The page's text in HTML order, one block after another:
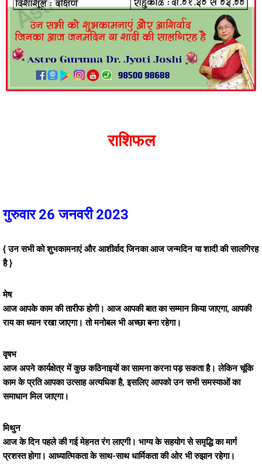
राशिफल
गुरुवार 26 जनवरी 2023
{ उन सभी को शुभकामनाएं और आशीर्वाद जिनका आज जन्मदिन या शादी की सालगिरह
है }
मेष
आज आपके काम की तारीफ होगी। आज आपकी बात का सम्मान किया जाएगा, आपकी
राय का ध्यान रखा जाएगा। तो मनोबल भी अच्छा बना रहेगा।
वृषभ
आज अपने कार्यक्षेत्र में कुछ कठिनाइयों का सामना करना पड़ सकता है। लेकिन चूंकि
काम के प्रति आपका उत्साह अत्यधिक है, इसलिए आपको उन सभी समस्याओं का
समाधान मिल जाएगा।
मिथुन
आज के दिन पहले की गई मेहनत रंग लाएगी। भाग्य के सहयोग से समृद्धि का मार्ग
प्रशस्त होगा। आध्यात्मिकता के साथ-साथ धार्मिकता की ओर भी रुझान रहेगा।